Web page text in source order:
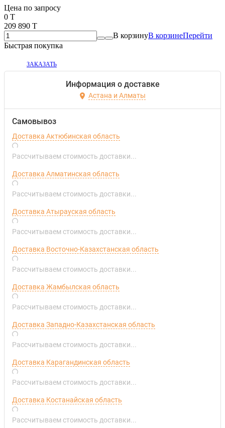
Цена по запросу
0 T
209 890 T
В корзинуВ корзинеПерейти
Быстрая покупка
ЗАКАЗАТЬ
Информация о доставке
Астана и Алматы
Самовывоз
Доставка Актюбинская область
Рассчитываем стоимость доставки...
Доставка Алматинская область
Рассчитываем стоимость доставки...
Доставка Атырауская область
Рассчитываем стоимость доставки...
Доставка Восточно-Казахстанская область
Рассчитываем стоимость доставки...
Доставка Жамбылская область
Рассчитываем стоимость доставки...
Доставка Западно-Казахстанская область
Рассчитываем стоимость доставки...
Доставка Карагандинская область
Рассчитываем стоимость доставки...
Доставка Костанайская область
Рассчитываем стоимость доставки...